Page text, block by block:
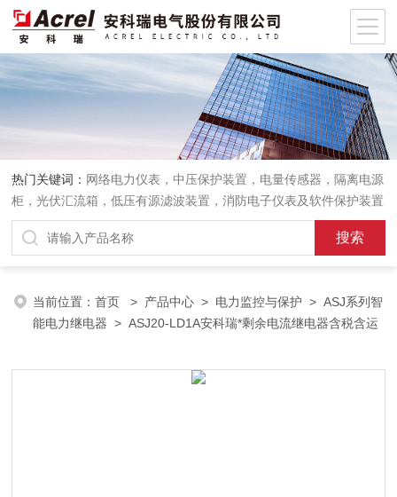
热门关键词： 网络电力仪表，中压保护装置，电量传感器，隔离电源
柜，光伏汇流箱，低压有源滤波装置，消防电子仪表及软件保护装置
当前位置：首页 > 产品中心 > 电力监控与保护 >ASJ系列智
能电力继电器 > ASJ20-LD1A安科瑞*剩余电流继电器含税含运